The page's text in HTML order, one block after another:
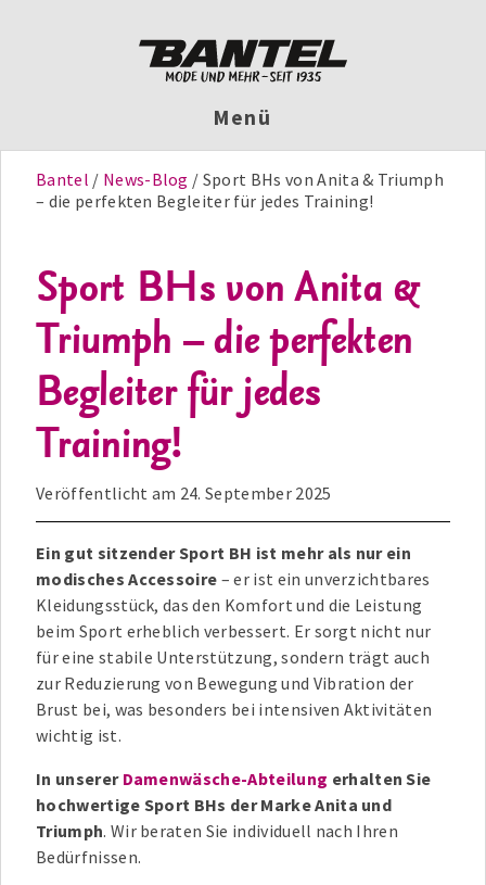
Menü
Bantel News-Blog
Sport BHs von Anita & Triumph
– die perfekten Begleiter für jedes Training!
Sport BHs von Anita &
Triumph – die perfekten
Begleiter für jedes
Training!
Veröffentlicht am 24. September 2025
Ein gut sitzender Sport BH ist mehr als nur ein
modisches Accessoire – er ist ein unverzichtbares
Kleidungsstück, das den Komfort und die Leistung
beim Sport erheblich verbessert. Er sorgt nicht nur
für eine stabile Unterstützung, sondern trägt auch
zur Reduzierung von Bewegung und Vibration der
Brust bei, was besonders bei intensiven Aktivitäten
wichtig ist.
In unserer Damenwäsche-Abteilung erhalten Sie
hochwertige Sport BHs der Marke Anita und
Triumph. Wir beraten Sie individuell nach Ihren
Bedürfnissen.